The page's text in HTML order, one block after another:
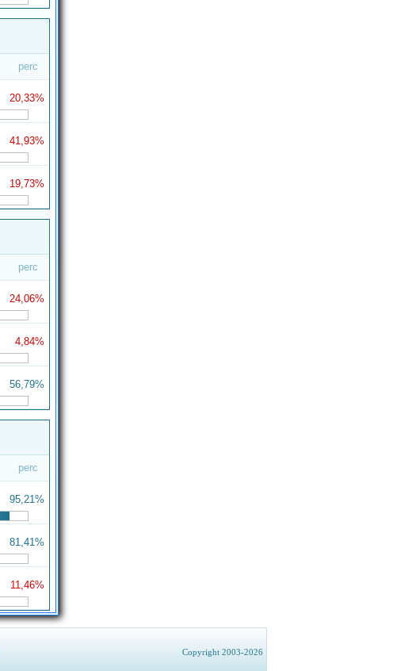
perc
20,33%
41,93%
19,73%
perc
24,06%
4,84%
56,79%
perc
95,21%
81,41%
11,46%
Copyright 2003-2026